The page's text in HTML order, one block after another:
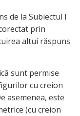
de la Subiectul I
prin
altui răspuns
sunt permise
cu creion
asemenea, este
(cu creion